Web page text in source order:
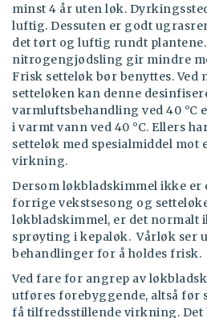
minst 4 år uten løk.
luftig. Dessuten er godt
det tørt og luftig rundt
nitrogengjødsling gir mindre
Frisk setteløk bør benyttes. Ved
setteløken kan denne
varmluftsbehandling ved 40 °C
i varmt vann ved 40 °C. Ellers
setteløk med spesialmiddel mot
virkning.
Dersom løkbladskimmel ikke
forrige vekstsesong og
løkbladskimmel, er det normalt
sprøyting i kepaløk. Vårløk ser
behandlinger for å holdes frisk.
Ved fare for angrep av
utføres forebyggende, altså før
få tilfredsstillende virkning. Det